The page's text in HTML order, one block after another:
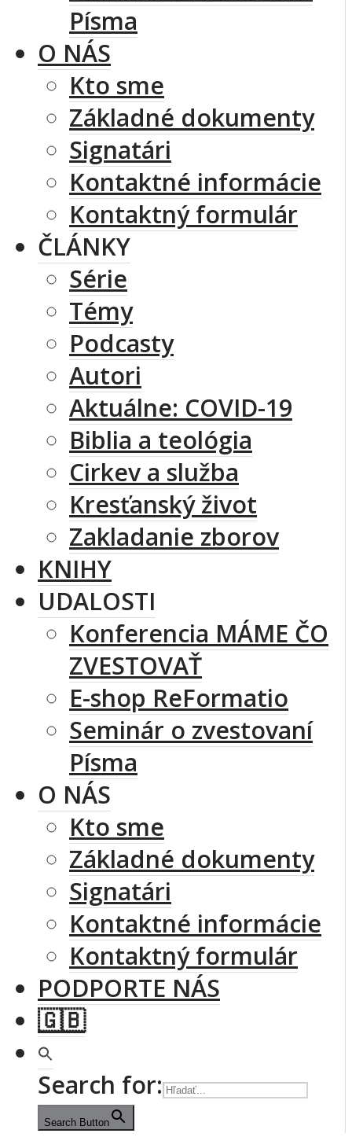
Písma
O NÁS
Kto sme
Základné dokumenty
Signatári
Kontaktné informácie
Kontaktný formulár
ČLÁNKY
Série
Témy
Podcasty
Autori
Aktuálne: COVID-19
Biblia a teológia
Cirkev a služba
Kresťanský život
Zakladanie zborov
KNIHY
UDALOSTI
Konferencia MÁME ČO
ZVESTOVAŤ
E-shop ReFormatio
Seminár o zvestovaní
Písma
O NÁS
Kto sme
Základné dokumenty
Signatári
Kontaktné informácie
Kontaktný formulár
PODPORTE NÁS
🇬🇧
Search for:
Search Button